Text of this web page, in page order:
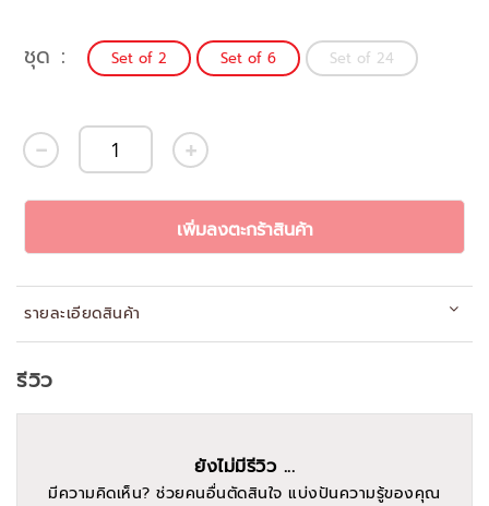
ชุด Set of 2 Set of 6 Set of 24
เพิ่มลงตะกร้าสินค้า
รายละเอียดสินค้า
รีวิว
ยังไม่มีรีวิว ...
มีความคิดเห็น? ช่วยคนอื่นตัดสินใจ แบ่งปันความรู้ของคุณ